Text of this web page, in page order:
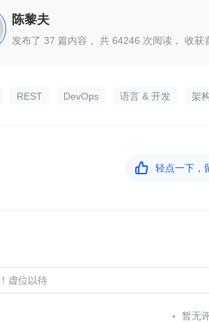
陈黎夫
发布了 37 篇内容， 共 64246 次阅读， 收获
REST DevOps 语言 & 开发 架
 轻点一下，
暂无